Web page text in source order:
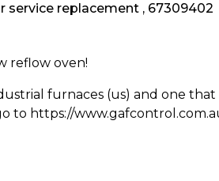
service replacement , 67309402
reflow oven!
furnaces (us) and one
to https://